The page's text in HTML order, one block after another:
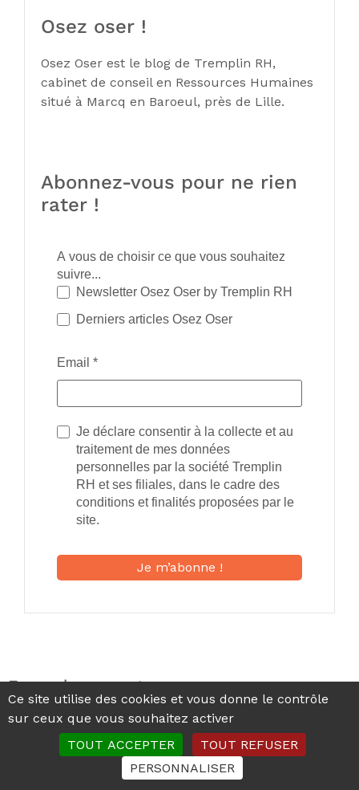
Osez oser !
Osez Oser est le blog de Tremplin RH,
cabinet de conseil en Ressources Humaines
situé à Marcq en Baroeul, près de Lille.
Abonnez-vous pour ne rien
rater !
A vous de choisir ce que vous souhaitez
suivre...
Newsletter Osez Oser by Tremplin RH
Derniers articles Osez Oser
Email *
Je déclare consentir à la collecte et au
traitement de mes données
personnelles par la société Tremplin
RH et ses filiales, dans le cadre des
conditions et finalités proposées par le
site.
En quelques mots...
Tremplin RH est un cabinet de conseil en Ressources
Humaines, basé à Marcq en Baroeul, près de Lille.
Notre ambition : accompagner les entreprises pour
Ce site utilise des cookies et vous donne le contrôle
sur ceux que vous souhaitez activer
TOUT ACCEPTER
TOUT REFUSER
PERSONNALISER